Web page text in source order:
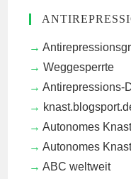
Weggesperrte
Antirepressions-
Autonomes
Autonomes
ABC weltweit